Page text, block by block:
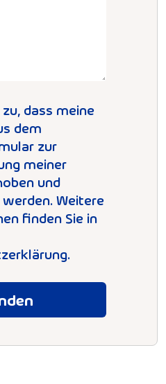
dass meine
dem
zur
meiner
und
Weitere
finden Sie in